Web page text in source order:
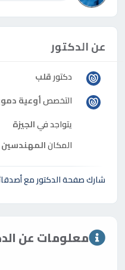
عن الدكتور
دكتورقلب
التخصصأوعية
يتواجد فيالجيزة
المكانالمهندسين
شارك صفحة الدكتور مع
معلومات عن